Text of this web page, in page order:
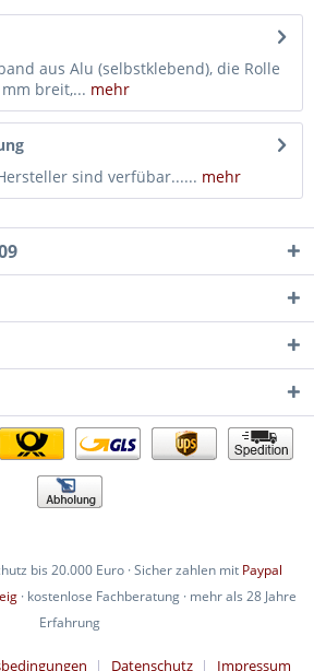
aus Alu (selbstklebend), die Rolle
breit,... mehr
sind verfübar...... mehr
bis 20.000 Euro · Sicher zahlen mit Paypal
· kostenlose Fachberatung · mehr als 28 Jahre
Erfahrung
Datenschutz Impressum